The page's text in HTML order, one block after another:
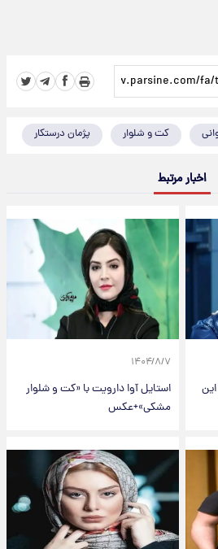
کت و شلوار پژمان درستکار
اخبار مرتبط
۱۴۰۴/۸/۷
استایل آوا دارویت با «کت و شلوار
مشکی»+عکس